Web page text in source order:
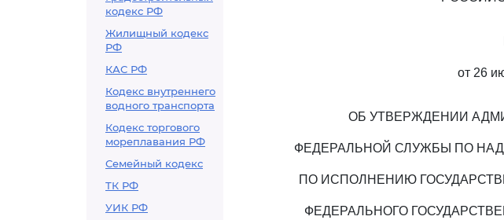
кодекс РФ
Жилищный кодекс
РФ
КАС РФ
Кодекс внутреннего
водного транспорта
Кодекс торгового
мореплавания РФ
Семейный кодекс
ТК РФ
УИК РФ
от 26
ОБ УТВЕРЖДЕНИИ
ФЕДЕРАЛЬНОЙ СЛУЖБЫ ПО
ПО ИСПОЛНЕНИЮ
ФЕДЕРАЛЬНОГО